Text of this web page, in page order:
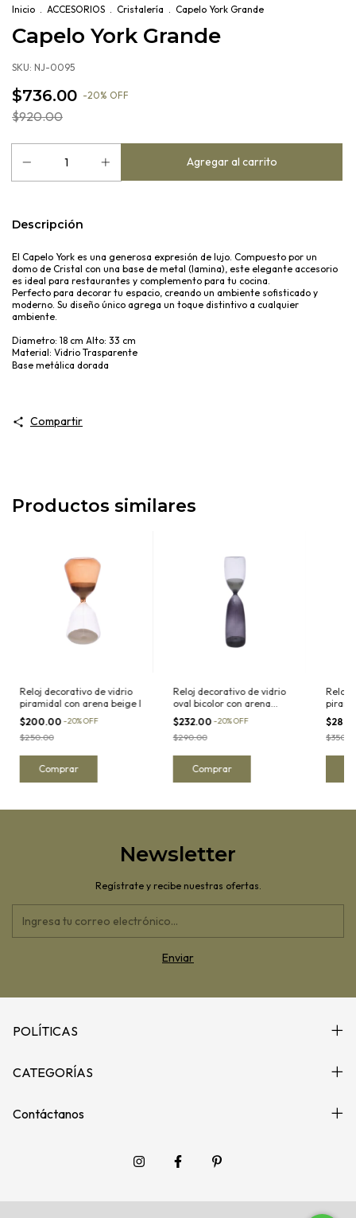
Inicio . ACCESORIOS . Cristalería . Capelo York Grande
Capelo York Grande
SKU: NJ-0095
$736.00 -20% OFF
$920.00
Descripción
El Capelo York es una generosa expresión de lujo. Compuesto por un
domo de Cristal con una base de metal (lamina), este elegante accesorio
es ideal para restaurantes y complemento para tu cocina.
Perfecto para decorar tu espacio, creando un ambiente sofisticado y
moderno. Su diseño único agrega un toque distintivo a cualquier
ambiente.
Diametro: 18 cm Alto: 33 cm
Material: Vidrio Trasparente
Base metálica dorada
Compartir
Productos similares
Reloj decorativo de vidrio
piramidal con arena beige I
$200.00 -20%OFF
$250.00
Reloj decorativo de vidrio
oval bicolor con arena
blanca II
$232.00 -20%OFF
$290.00
Reloj
Newsletter
Regístrate y recibe nuestras ofertas.
POLÍTICAS
CATEGORÍAS
Contáctanos